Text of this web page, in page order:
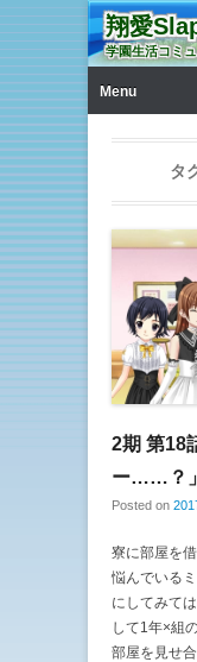
翔愛
学園生活コミ
Menu
タ
2期 第18
ー……？」
Posted on
寮に部屋を
悩んでいる
にしてみて
して1年×組
部屋を見せ